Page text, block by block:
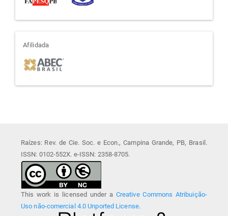
afiliada
Afilidada
Raízes: Rev. de Cie. Soc. e Econ., Campina Grande, PB, Brasil.
ISSN: 0102-552X. e-ISSN: 2358-8705.
This work is licensed under a Creative Commons Atribuição-
Uso não-comercial 4.0 Unported License.